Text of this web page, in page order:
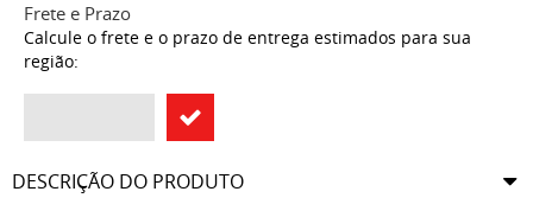
Frete e Prazo
Calcule o frete e o prazo de entrega estimados para sua
região:
DESCRIÇÃO DO PRODUTO